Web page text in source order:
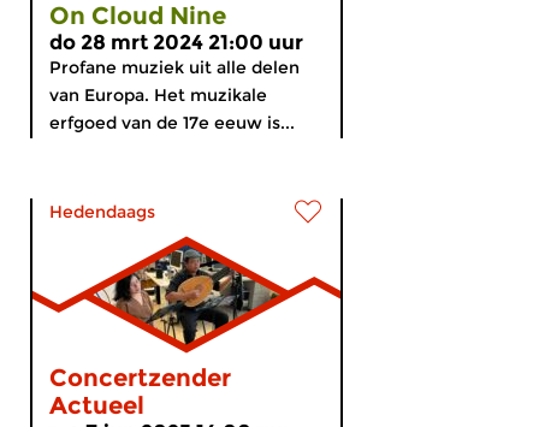
On Cloud Nine
do 28 mrt 2024 21:00 uur
Profane muziek uit alle delen
van Europa. Het muzikale
erfgoed van de 17e eeuw is...
Hedendaags
Concertzender
Actueel